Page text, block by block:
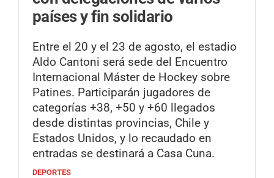
países y fin solidario
Entre el 20 y el 23 de agosto, el estadio
Aldo Cantoni será sede del Encuentro
Internacional Máster de Hockey sobre
Patines. Participarán jugadores de
categorías +38, +50 y +60 llegados
desde distintas provincias, Chile y
Estados Unidos, y lo recaudado en
entradas se destinará a Casa Cuna.
DEPORTES